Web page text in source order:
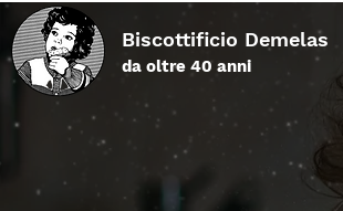
Biscottificio Demelas
da oltre 40 anni